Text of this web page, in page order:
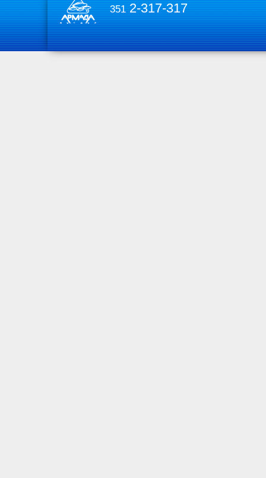
3512-317-317